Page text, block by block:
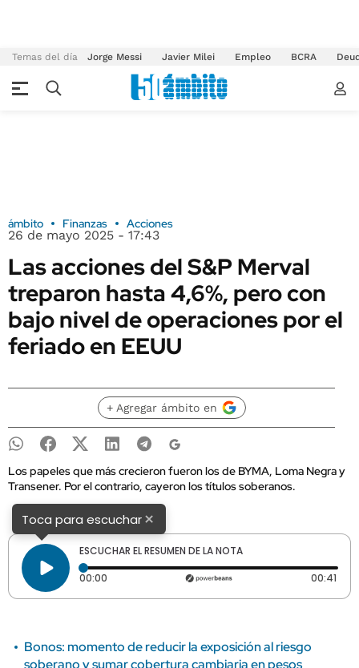
Temas del día Jorge Messi Javier Milei Empleo BCRA
ámbito Finanzas Acciones
26 de mayo 2025 - 17:43
Las acciones del S&P Merval
treparon hasta 4,6%, pero con
bajo nivel de operaciones por el
feriado en EEUU
+ Agregar ámbito en
Los papeles que más crecieron fueron los de BYMA, Loma Negra y
Transener. Por el contrario, cayeron los títulos soberanos.
Toca para escuchar×
ESCUCHAR EL RESUMEN DE LA NOTA
00:00 Tiempo transcurrido: 0 segundos 00:41
Bonos: momento de reducir la exposición al riesgo
soberano y sumar cobertura cambiaria en pesos